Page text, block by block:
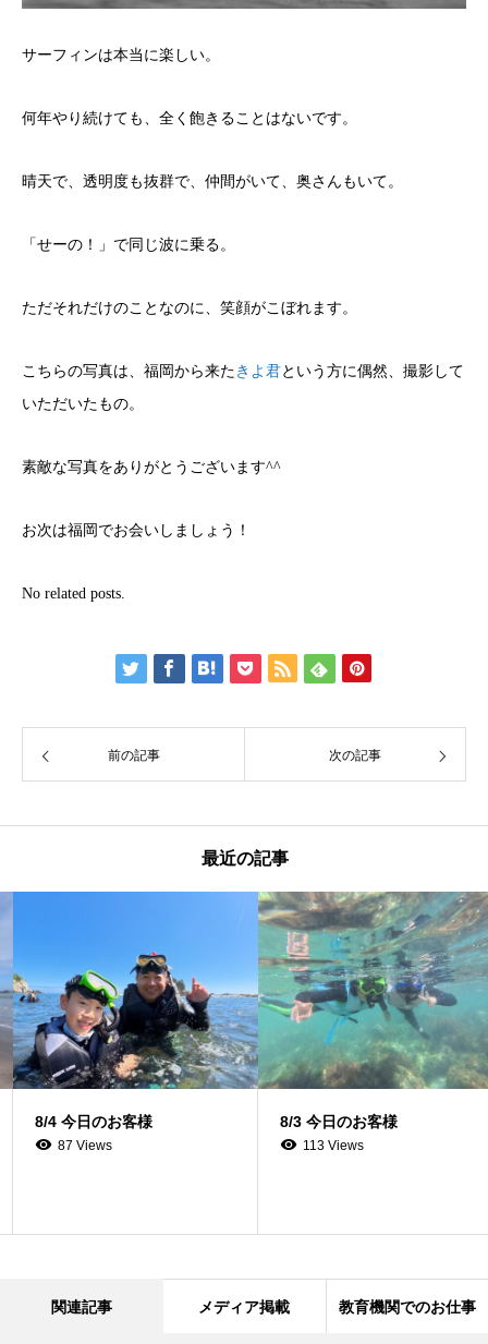
サーフィンは本当に楽しい。
何年やり続けても、全く飽きることはないです。
晴天で、透明度も抜群で、仲間がいて、奥さんもいて。
「せーの！」で同じ波に乗る。
ただそれだけのことなのに、笑顔がこぼれます。
こちらの写真は、福岡から来た きよ君という方に偶然、撮影して
いただいたもの。
素敵な写真をありがとうございます^^
お次は福岡でお会いしましょう！
No related posts.
前の記事 次の記事
最近の記事
8/4 今日のお客様
87 Views
8/3 今日のお客様
113 Views
関連記事 メディア掲載 教育機関でのお仕事